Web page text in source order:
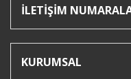
İLETİŞİM
KURUMSAL